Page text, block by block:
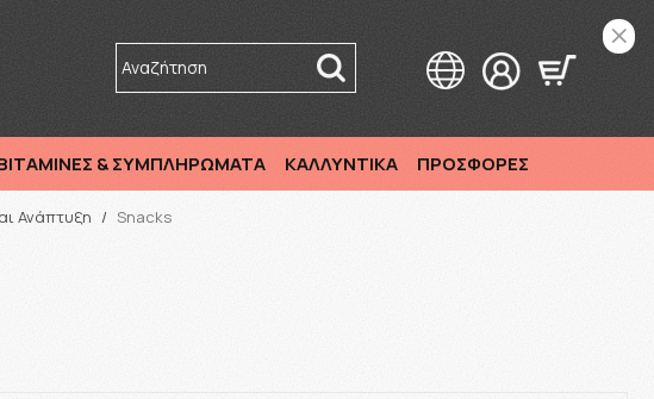
Αναζήτηση
& ΣΥΜΠΛΗΡΩΜΑΤΑ ΚΑΛΛΥΝΤΙΚΑ ΠΡΟΣΦΟΡΕΣ
Ανάπτυξη / Snacks